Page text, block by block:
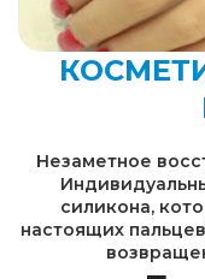
Незаметное
силикона,
настоящих